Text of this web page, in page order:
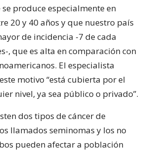
produce especialmente en
20 y 40 años y que nuestro país
de incidencia -7 de cada
, que es alta en comparación con
El especialista
motivo “está cubierta por el
nivel, ya sea público o privado”.
dos tipos de cáncer de
llamados seminomas y los no
pueden afectar a población